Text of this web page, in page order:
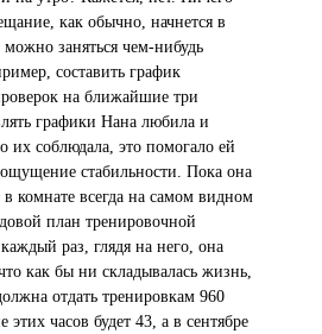
как обычно, начнется в
можно заняться чем-нибудь
составить график
на ближайшие три
графики Нана любила и
их соблюдала, это помогало ей
стабильности. Пока она
в комнате всегда на самом видном
план тренировочной
раз, глядя на него, она
как бы ни складывалась жизнь,
отдать тренировкам 960
этих часов будет 43, а в сентябре